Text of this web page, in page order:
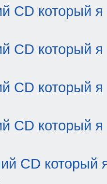
CD который я
CD который я
CD который я
CD который я
CD который